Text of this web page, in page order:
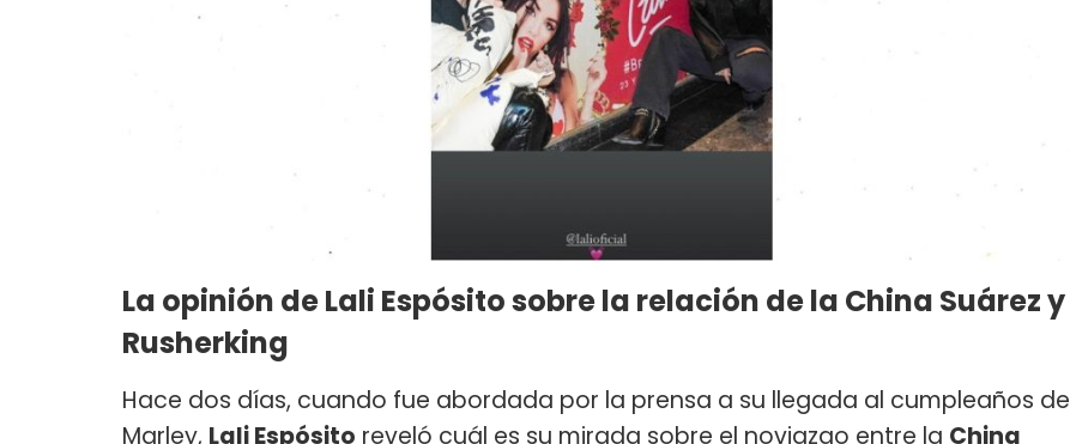
La opinión de Lali Espósito sobre la relación de la China Suárez y
Rusherking
Hace dos días, cuando fue abordada por la prensa a su llegada al cumpleaños de
Marley, Lali Espósito reveló cuál es su mirada sobre el noviazgo entre la China